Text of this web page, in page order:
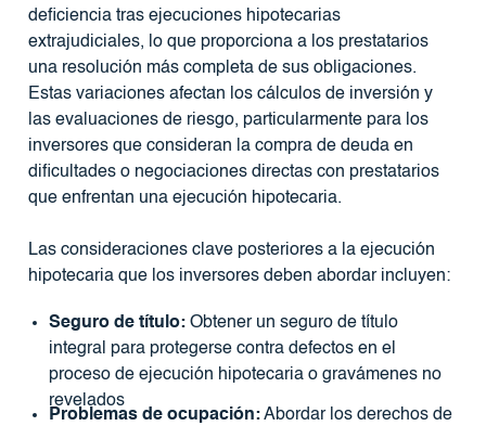
deficiencia tras ejecuciones hipotecarias
extrajudiciales, lo que proporciona a los prestatarios
una resolución más completa de sus obligaciones.
Estas variaciones afectan los cálculos de inversión y
las evaluaciones de riesgo, particularmente para los
inversores que consideran la compra de deuda en
dificultades o negociaciones directas con prestatarios
que enfrentan una ejecución hipotecaria.
Las consideraciones clave posteriores a la ejecución
hipotecaria que los inversores deben abordar incluyen:
Seguro de título:Obtener un seguro de título
integral para protegerse contra defectos en el
proceso de ejecución hipotecaria o gravámenes no
revelados
Problemas de ocupación:Abordar los derechos de